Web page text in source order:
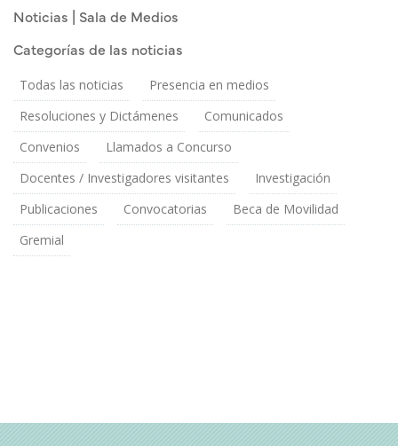
Noticias | Sala de Medios
Categorías de las noticias
Todas las noticias
Presencia en medios
Resoluciones y Dictámenes
Comunicados
Convenios
Llamados a Concurso
Docentes / Investigadores visitantes
Investigación
Publicaciones
Convocatorias
Beca de Movilidad
Gremial
Publicado el Lunes 4 Marzo, 2024